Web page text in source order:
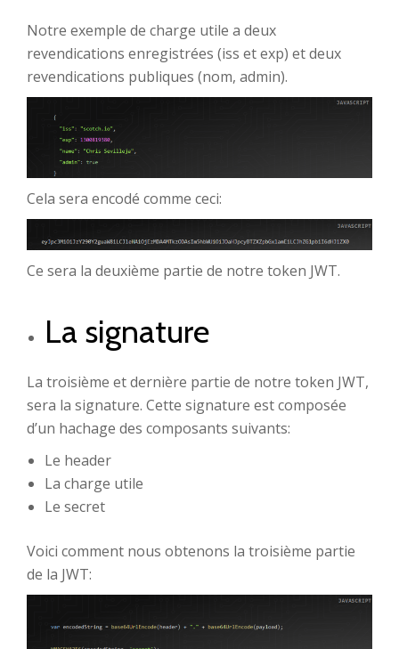
Notre exemple de charge utile a deux
revendications enregistrées (iss et exp) et deux
revendications publiques (nom, admin).
Cela sera encodé comme ceci:
Ce sera la deuxième partie de notre token JWT.
La signature
La troisième et dernière partie de notre token JWT,
sera la signature. Cette signature est composée
d’un hachage des composants suivants:
Le header
La charge utile
Le secret
Voici comment nous obtenons la troisième partie
de la JWT: